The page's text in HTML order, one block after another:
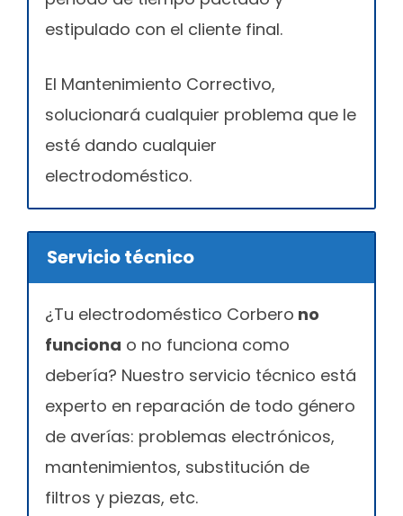
estipulado con el cliente final.
El Mantenimiento Correctivo,
solucionará cualquier problema que le
esté dando cualquier
electrodoméstico.
Servicio técnico
¿Tu electrodoméstico Corbero no
funciona o no funciona como
debería? Nuestro servicio técnico está
experto en reparación de todo género
de averías: problemas electrónicos,
mantenimientos, substitución de
filtros y piezas, etc.